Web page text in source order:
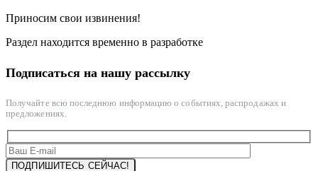
Приносим свои извинения!
Раздел находится временно в разработке
Подписаться на нашу рассылку
Получайте всю последнюю информацию о событиях, распродажах и
предложениях.